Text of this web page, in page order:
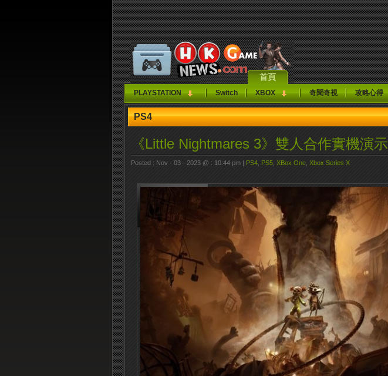
首頁
PLAYSTATION Switch XBOX 奇聞奇視 攻略心得
PS4
《Little Nightmares 3》雙人合作實機演示
Posted : Nov - 03 - 2023 @ : 10:44 pm | PS4 PS5 XBox One Xbox Series X